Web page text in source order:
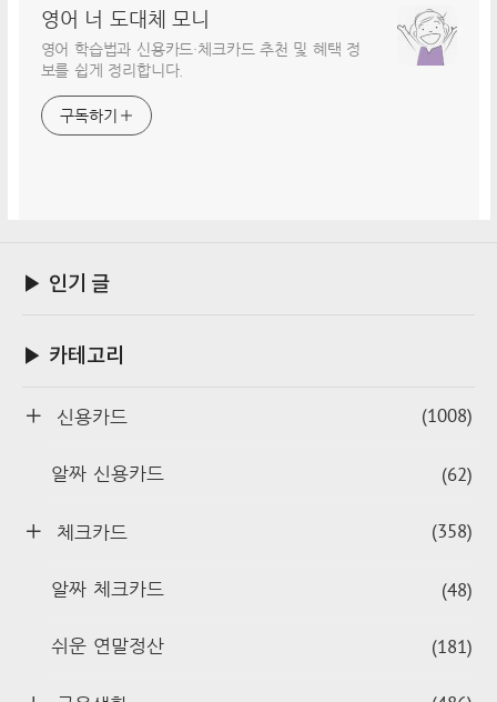
영어 너 도대체 모니
영어 학습법과 신용카드·체크카드 추천 및 혜택 정
보를 쉽게 정리합니다.
구독하기
▶ 인기 글
▶ 카테고리
신용카드 (1008)
알짜 신용카드 (62)
체크카드 (358)
알짜 체크카드 (48)
쉬운 연말정산 (181)